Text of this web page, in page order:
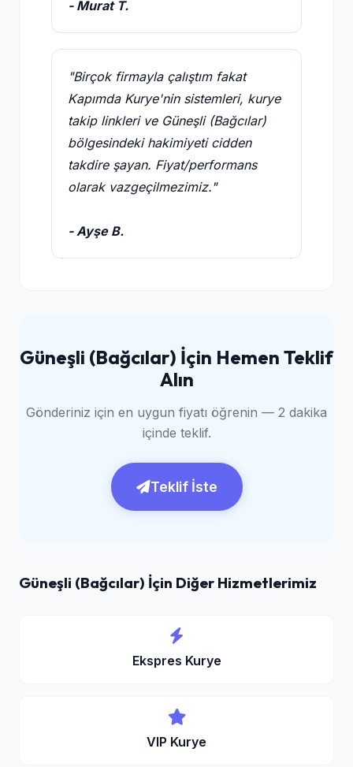
- Murat T.
"Birçok firmayla çalıştım fakat
Kapımda Kurye'nin sistemleri, kurye
takip linkleri ve Güneşli (Bağcılar)
bölgesindeki hakimiyeti cidden
takdire şayan. Fiyat/performans
olarak vazgeçilmezimiz."
- Ayşe B.
Güneşli (Bağcılar) İçin Hemen Teklif
Alın
Gönderiniz için en uygun fiyatı öğrenin — 2 dakika
içinde teklif.
Teklif İste
Güneşli (Bağcılar) İçin Diğer Hizmetlerimiz
Ekspres Kurye
VIP Kurye